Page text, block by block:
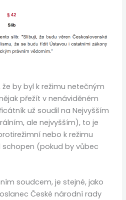
by byl k režimu netečným
přežít v nenáviděném
už soudil na Nejvyšším
ale nejvyšším), to je
nebo k režimu
schopen (pokud by vůbec
soudcem, je stejné, jako
České národní rady